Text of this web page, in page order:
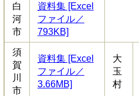
白
河
市
資料集 [Excel
ファイル／
793KB]
須
賀
川
市
資料集 [Excel
ファイル／
3.66MB]
大
玉
村